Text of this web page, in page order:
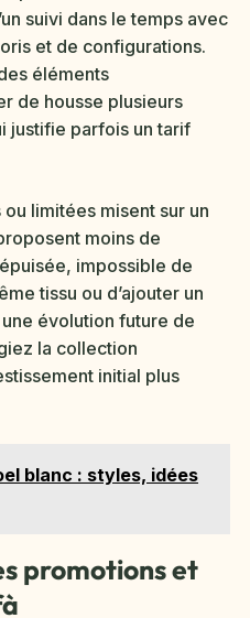
suivi dans le temps avec
et de configurations.
éléments
de housse plusieurs
justifie parfois un tarif
limitées misent sur un
moins de
impossible de
tissu ou d’ajouter un
évolution future de
la collection
initial plus
blanc : styles, idées
promotions et